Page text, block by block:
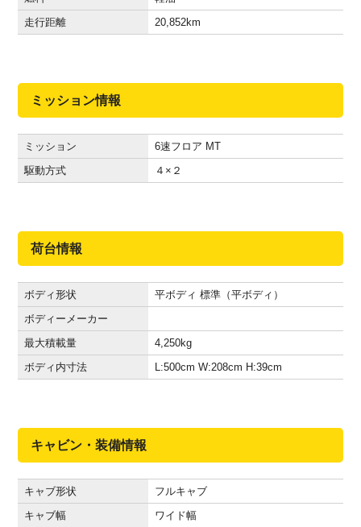
走行距離
20,852km
ミッション情報
ミッション
6速フロア MT
駆動方式
４×２
荷台情報
ボディ形状
平ボディ 標準（平ボディ）
ボディーメーカー
最大積載量
4,250kg
ボディ内寸法
L:500cm W:208cm H:39cm
キャビン・装備情報
キャブ形状
フルキャブ
キャブ幅
ワイド幅